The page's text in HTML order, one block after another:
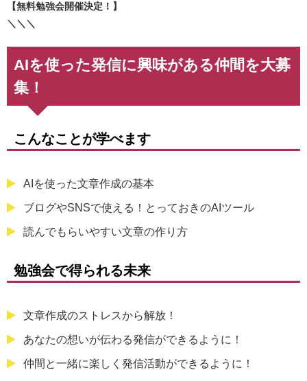
【無料勉強会開催決定！】
＼＼＼
AIを使った発信に興味がある仲間を大募
集！
こんなことが学べます
AIを使った文章作成の基本
ブログやSNSで使える！とっておきのAIツール
読んでもらいやすい文章の作り方
勉強会で得られる未来
文章作成のストレスから解放！
あなたの想いが伝わる発信ができるように！
仲間と一緒に楽しく発信活動ができるように！